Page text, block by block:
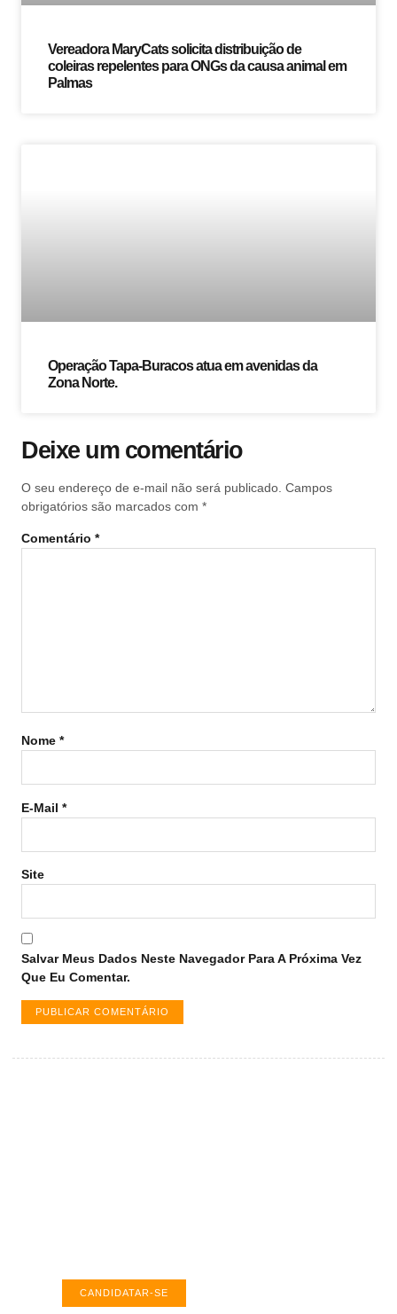
Vereadora MaryCats solicita distribuição de
coleiras repelentes para ONGs da causa animal em
Palmas
Operação Tapa-Buracos atua em avenidas da
Zona Norte.
Deixe um comentário
O seu endereço de e-mail não será publicado. Campos
obrigatórios são marcados com *
Comentário *
Nome *
E-Mail *
Site
Salvar Meus Dados Neste Navegador Para A Próxima Vez
Que Eu Comentar.
CANDIDATAR-SE